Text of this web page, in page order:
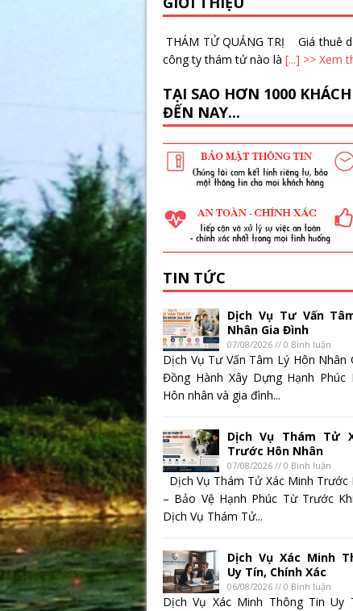
THÁM TỬ QUẢNG TRỊ Giá thuê
công ty thám tử nào là [...] >> Xem
TẠI SAO HƠN 1000
ĐẾN NAY...
TIN TỨC
Dịch Vụ Tư Vấn
Nhân Gia Đình
07/08/2026 // 0 Bình luận
Dịch Vụ Tư Vấn Tâm Lý Hôn Nhân
Đồng Hành Xây Dựng Hạnh Phúc
Hôn nhân và gia đình...
Dịch Vụ Thám Tử
Trước Hôn Nhân
07/08/2026 // 0 Bình luận
Dịch Vụ Thám Tử Xác Minh Trước
– Bảo Vệ Hạnh Phúc Từ Trước
Dịch Vụ Thám Tử...
Dịch Vụ Xác Minh
Uy Tín, Chính Xác
06/08/2026 // 0 Bình luận
Dịch Vụ Xác Minh Thông Tin Uy